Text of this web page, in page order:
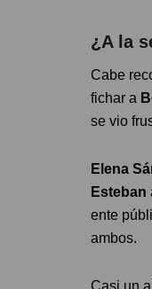
¿A la
Cabe
fichar a
se vio
Elena
Esteban
ente
ambos.
Casi un